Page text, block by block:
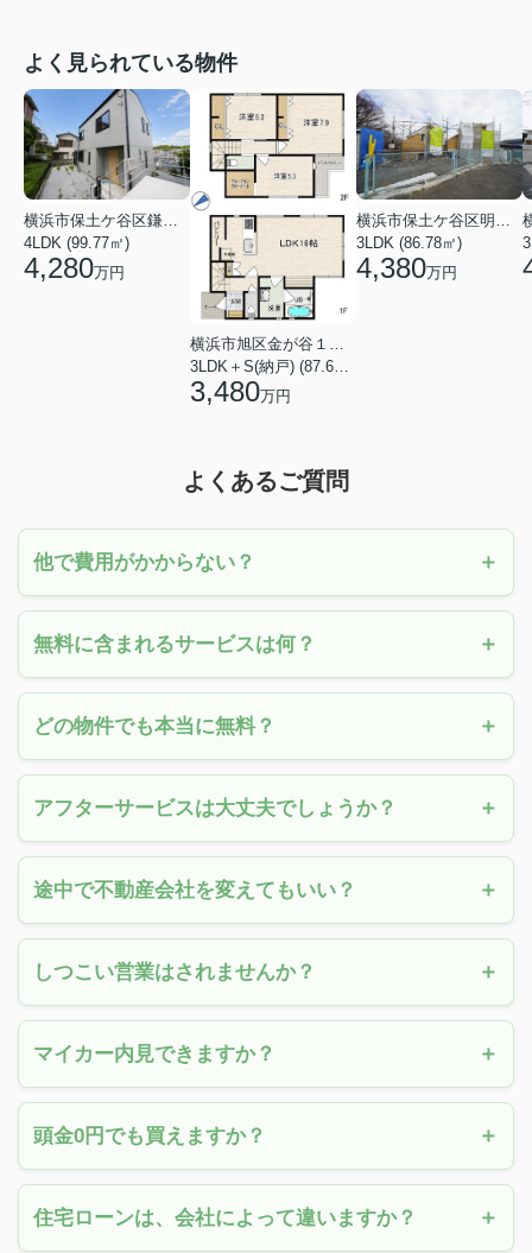
よく見られている物件
4LDK (99.77㎡)
4,280万円
3,480万円
3LDK (86.78㎡)
4,380万円
よくあるご質問
他で費用がかからない？
無料に含まれるサービスは何？
どの物件でも本当に無料？
アフターサービスは大丈夫でしょうか？
途中で不動産会社を変えてもいい？
しつこい営業はされませんか？
マイカー内見できますか？
頭金0円でも買えますか？
住宅ローンは、会社によって違いますか？